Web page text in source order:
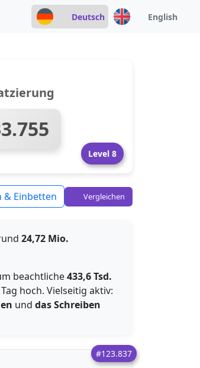
Deutsch English
Level 8
& Einbetten Vergleichen
24,72 Mio.
beachtliche433,6 Tsd.
hoch. Vielseitig aktiv:
und das Schreiben
#123.837